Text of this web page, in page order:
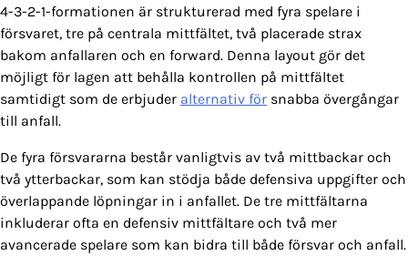
4-3-2-1-formationen är strukturerad med fyra spelare i
försvaret, tre på centrala mittfältet, två placerade strax
bakom anfallaren och en forward. Denna layout gör det
möjligt för lagen att behålla kontrollen på mittfältet
samtidigt som de erbjuder alternativ för snabba övergångar
till anfall.
De fyra försvararna består vanligtvis av två mittbackar och
två ytterbackar, som kan stödja både defensiva uppgifter och
överlappande löpningar in i anfallet. De tre mittfältarna
inkluderar ofta en defensiv mittfältare och två mer
avancerade spelare som kan bidra till både försvar och anfall.